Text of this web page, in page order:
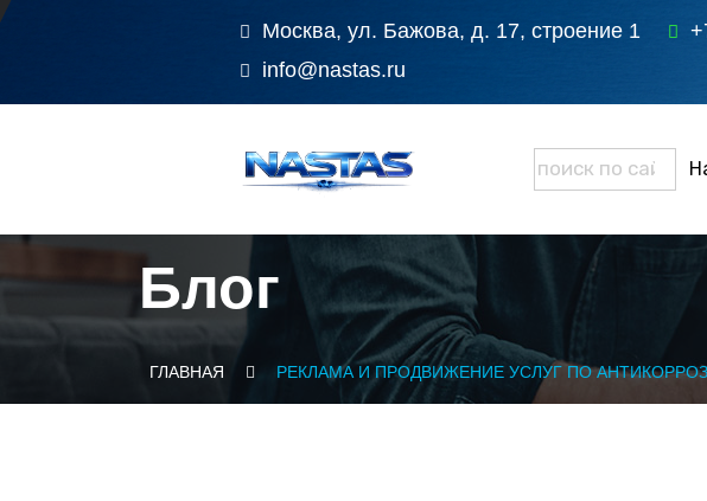
Москва, ул. Бажова, д. 17, строение 1
info@nastas.ru
Блог
ГЛАВНАЯ РЕКЛАМА И ПРОДВИЖЕНИЕ УСЛУГ ПО